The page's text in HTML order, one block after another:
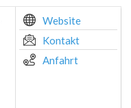
Website
Kontakt
Anfahrt